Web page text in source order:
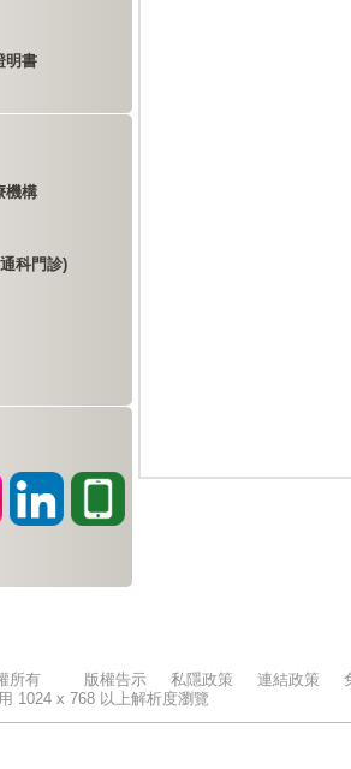
明書
機構
科門診)
所有 版權告示 私隱政策 連結政策
1024 x 768 以上解析度瀏覽